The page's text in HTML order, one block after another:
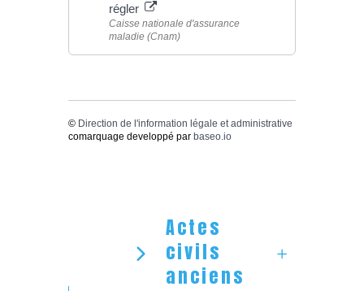
régler
Caisse nationale d'assurance
maladie (Cnam)
© Direction de l'information légale et administrative
comarquage developpé par baseo.io
Actes
civils
anciens